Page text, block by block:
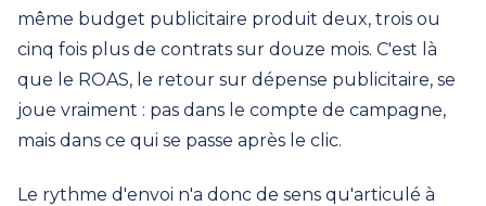
même budget publicitaire produit deux, trois ou
cinq fois plus de contrats sur douze mois. C'est là
que le ROAS, le retour sur dépense publicitaire, se
joue vraiment : pas dans le compte de campagne,
mais dans ce qui se passe après le clic.
Le rythme d'envoi n'a donc de sens qu'articulé à